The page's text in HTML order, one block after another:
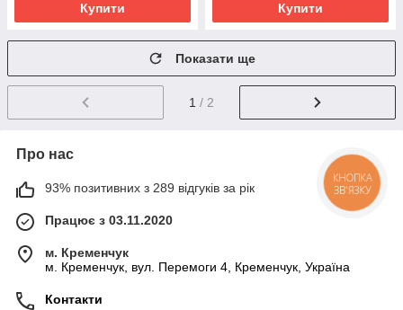
Купити Купити
Показати ще
1 / 2
Про нас
93% позитивних з 289 відгуків за рік
Працює з 03.11.2020
м. Кременчук
м. Кременчук, вул. Перемоги 4, Кременчук, Україна
Контакти
КНОПКА
ЗВ'ЯЗКУ